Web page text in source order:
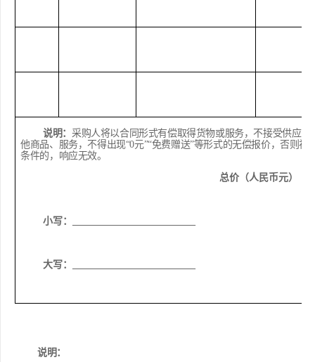
说明： 采购人将以合同形式有偿取得货物或服务，不接受供应
他商品、服务，不得出现“0元”“免费赠送”等形式的无偿报价，否则视
条件的，响应无效。
总价（人民币元）
小写：
大写：
说明：